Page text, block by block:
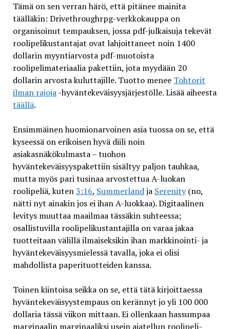
Tämä on sen verran härö, että pitänee mainita
täälläkin: Drivethroughrpg-verkkokauppa on
organisoinut tempauksen, jossa pdf-julkaisuja tekevät
roolipelikustantajat ovat lahjoittaneet noin 1400
dollarin myyntiarvosta pdf-muotoista
roolipelimateriaalia pakettiin, jota myydään 20
dollarin arvosta kuluttajille. Tuotto menee Tohtorit
ilman rajoja-hyväntekeväisyysjärjestölle. Lisää aiheesta
täällä.
Ensimmäinen huomionarvoinen asia tuossa on se, että
kyseessä on erikoisen hyvä diili noin
asiakasnäkökulmasta – tuohon
hyväntekeväisyyspakettiin sisältyy paljon tauhkaa,
mutta myös pari tusinaa arvostettua A-luokan
roolipeliä, kuten3:16, Summerlandja Serenity(no,
nätti nyt ainakin jos ei ihan A-luokkaa). Digitaalinen
levitys muuttaa maailmaa tässäkin suhteessa;
osallistuvilla roolipelikustantajilla on varaa jakaa
tuotteitaan välillä ilmaiseksikin ihan markkinointi- ja
hyväntekeväisyysmielessä tavalla, joka ei olisi
mahdollista paperituotteiden kanssa.
Toinen kiintoisa seikka on se, että tätä kirjoittaessa
hyväntekeväisyystempaus on kerännyt jo yli 100 000
dollaria tässä viikon mittaan. Ei ollenkaan hassumpaa
marginaalin marginaaliksi usein ajatellun roolipeli-